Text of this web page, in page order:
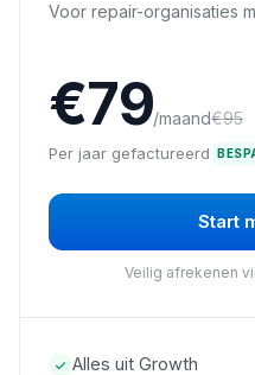
Voor repair-organisaties
€79/maand€95
Per jaar gefactureerd
Start
Veilig afrekenen
Alles uit Growth